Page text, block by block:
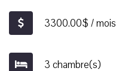
3300.00$ / mois
3 chambre(s)